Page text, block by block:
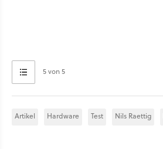
5 von 5
Artikel Hardware Test Nils Raettig